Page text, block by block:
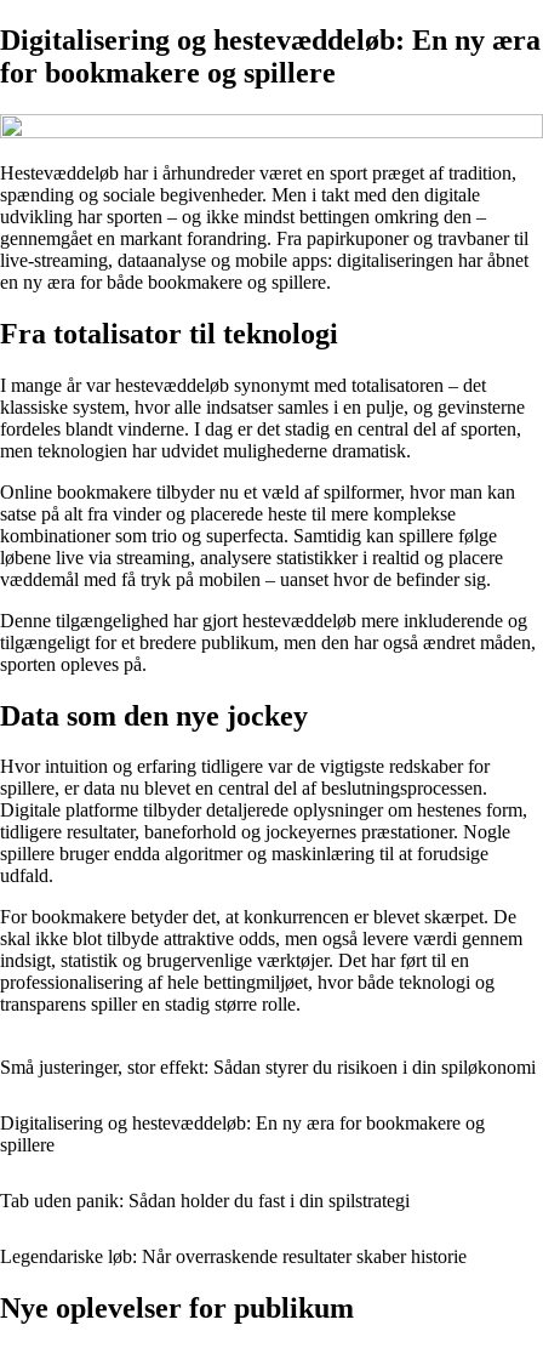
Digitalisering og hestevæddeløb: En ny æra
for bookmakere og spillere
Hestevæddeløb har i århundreder været en sport præget af tradition,
spænding og sociale begivenheder. Men i takt med den digitale
udvikling har sporten – og ikke mindst bettingen omkring den –
gennemgået en markant forandring. Fra papirkuponer og travbaner til
live-streaming, dataanalyse og mobile apps: digitaliseringen har åbnet
en ny æra for både bookmakere og spillere.
Fra totalisator til teknologi
I mange år var hestevæddeløb synonymt med totalisatoren – det
klassiske system, hvor alle indsatser samles i en pulje, og gevinsterne
fordeles blandt vinderne. I dag er det stadig en central del af sporten,
men teknologien har udvidet mulighederne dramatisk.
Online bookmakere tilbyder nu et væld af spilformer, hvor man kan
satse på alt fra vinder og placerede heste til mere komplekse
kombinationer som trio og superfecta. Samtidig kan spillere følge
løbene live via streaming, analysere statistikker i realtid og placere
væddemål med få tryk på mobilen – uanset hvor de befinder sig.
Denne tilgængelighed har gjort hestevæddeløb mere inkluderende og
tilgængeligt for et bredere publikum, men den har også ændret måden,
sporten opleves på.
Data som den nye jockey
Hvor intuition og erfaring tidligere var de vigtigste redskaber for
spillere, er data nu blevet en central del af beslutningsprocessen.
Digitale platforme tilbyder detaljerede oplysninger om hestenes form,
tidligere resultater, baneforhold og jockeyernes præstationer. Nogle
spillere bruger endda algoritmer og maskinlæring til at forudsige
udfald.
For bookmakere betyder det, at konkurrencen er blevet skærpet. De
skal ikke blot tilbyde attraktive odds, men også levere værdi gennem
indsigt, statistik og brugervenlige værktøjer. Det har ført til en
professionalisering af hele bettingmiljøet, hvor både teknologi og
transparens spiller en stadig større rolle.
Små justeringer, stor effekt: Sådan styrer du risikoen i din spiløkonomi
Digitalisering og hestevæddeløb: En ny æra for bookmakere og
spillere
Tab uden panik: Sådan holder du fast i din spilstrategi
Legendariske løb: Når overraskende resultater skaber historie
Nye oplevelser for publikum